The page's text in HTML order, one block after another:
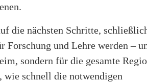
die nächsten Schritte,
und Lehre werden –
sondern für die gesamte
schnell die notwendigen